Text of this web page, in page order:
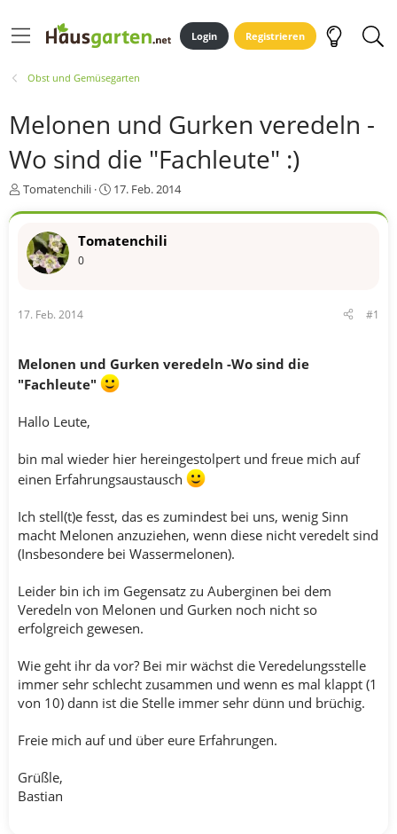
Login Registrieren
Obst und Gemüsegarten
Melonen und Gurken veredeln -
Wo sind die "Fachleute" :)
E
e
r
Tomatenchili
E
t
17. Feb. 2014
Tomatenchili
0
17. Feb. 2014 #1
Melonen und Gurken veredeln -Wo sind die
"Fachleute"
Hallo Leute,
bin mal wieder hier hereingestolpert und freue mich auf
einen Erfahrungsaustausch
Ich stell(t)e fesst, das es zumindest bei uns, wenig Sinn
macht Melonen anzuziehen, wenn diese nicht veredelt sind
(Insbesondere bei Wassermelonen).
Leider bin ich im Gegensatz zu Auberginen bei dem
Veredeln von Melonen und Gurken noch nicht so
erfolgreich gewesen.
Wie geht ihr da vor? Bei mir wächst die Veredelungsstelle
immer sehr schlecht zusammen und wenn es mal klappt (1
von 10) dann ist die Stelle immer sehr dünn und brüchig.
Freie mich auf und über eure Erfahrungen.
Grüßle,
Bastian